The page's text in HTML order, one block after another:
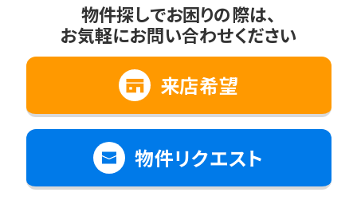
物件探しでお困りの際は、
お気軽にお問い合わせください
来店希望
物件リクエスト